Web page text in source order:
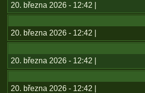
20. března 2026 - 12:42 |
20. března 2026 - 12:42 |
20. března 2026 - 12:42 |
20. března 2026 - 12:42 |